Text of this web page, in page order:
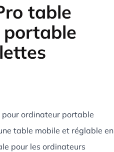
table
pour ordinateur portable
table mobile et réglable en
pour les ordinateurs